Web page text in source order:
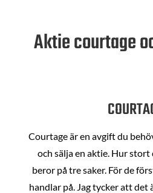
Aktie courtage
Courtage är en avgift du
och sälja en aktie. Hur
beror på tre saker. För de
handlar på. Jag tycker att